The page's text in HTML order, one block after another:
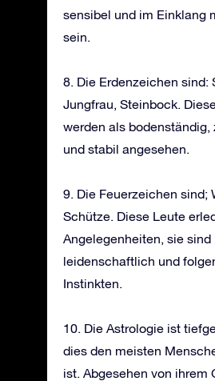
sensibel und im Einklang
sein.
8. Die Erdenzeichen sind:
Jungfrau, Steinbock.
werden als bodenständig,
und stabil angesehen.
9. Die Feuerzeichen sind;
Schütze. Diese Leute
Angelegenheiten, sie sind
leidenschaftlich und
Instinkten.
10. Die Astrologie ist
dies den meisten
ist. Abgesehen von ihrem